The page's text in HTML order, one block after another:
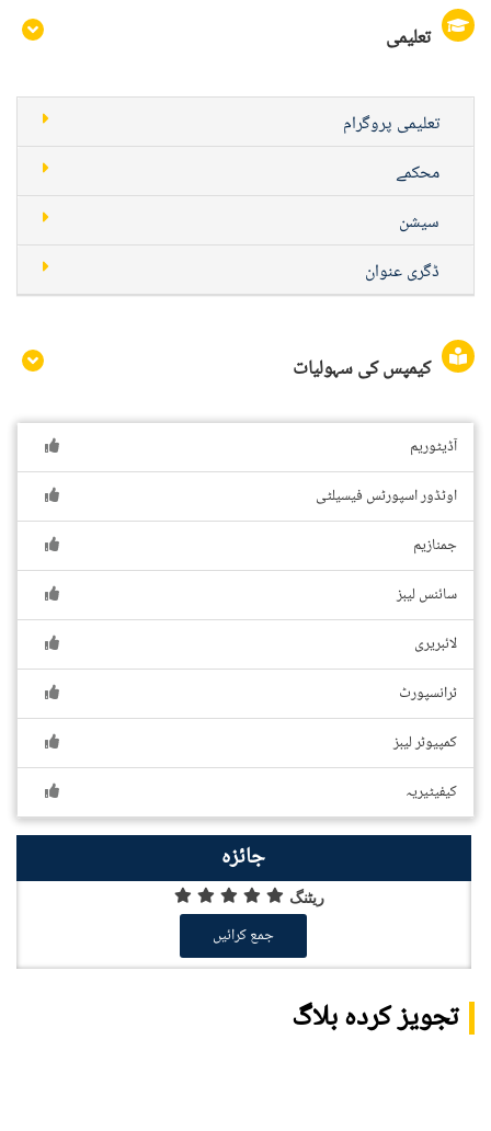
تعلیمی
تعلیمی پروگرام
محکمے
سیشن
ڈگری عنوان
کیمپس کی سہولیات
آڈیٹوریم
اوٹڈور اسپورٹس فیسیلٹی
جمنازیم
سائنس لیبز
لائبریری
ٹرانسپورٹ
کمپیوٹر لیبز
کیفیٹیریہ
جائزہ
ریٹنگ
جمع کرائیں
تجویز کردہ بلاگ